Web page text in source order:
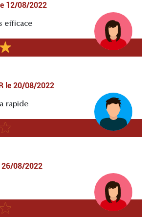
le 12/08/2022
efficace
le 20/08/2022
rapide
26/08/2022